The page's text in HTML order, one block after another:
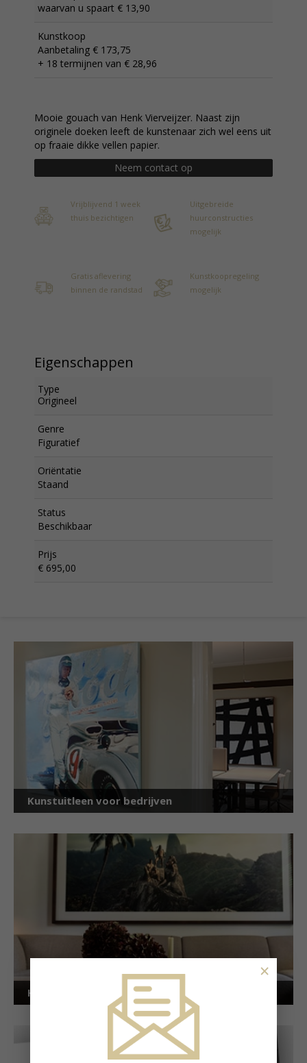
waarvan u spaart € 13,90
Kunstkoop
Aanbetaling € 173,75
+ 18 termijnen van € 28,96
Mooie gouach van Henk Vierveijzer. Naast zijn
originele doeken leeft de kunstenaar zich wel eens uit
op fraaie dikke vellen papier.
Neem contact op
Vrijblijvend 1 week
thuis bezichtigen
Uitgebreide
huurconstructies
mogelijk
Gratis aflevering
binnen de randstad
Kunstkoopregeling
mogelijk
Eigenschappen
Type
Origineel
Genre
Figuratief
Oriëntatie
Staand
Status
Beschikbaar
Prijs
€ 695,00
Kunstuitleen voor bedrijven
Kunstuitleen voor particulieren
×